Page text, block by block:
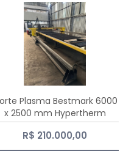
Plasma Bestmark 6000
x 2500 mm Hypertherm
MaxPro 200
R$ 210.000,00